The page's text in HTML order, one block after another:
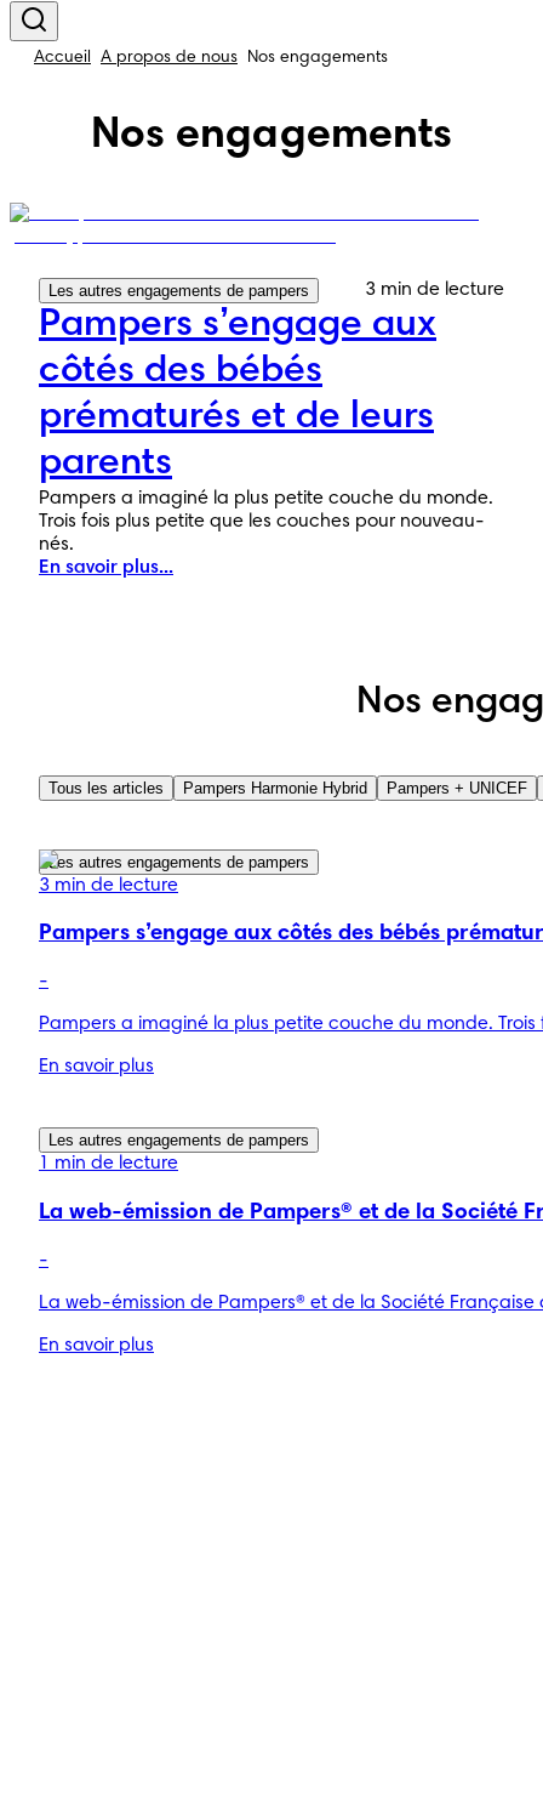
Accueil À propos de nous Nos engagements
Nos engagements
Les autres engagements de pampers 3 min de lecture
Pampers s’engage aux
côtés des bébés
prématurés et de leurs
parents
Pampers a imaginé la plus petite couche du monde.
Trois fois plus petite que les couches pour nouveau-
nés.
En savoir plus...
Nos
Tous les articles Pampers Harmonie Hybrid Pampers + UNICEF
Les autres engagements de pampers
3 min de lecture
Pampers s’engage aux côtés des bébés
-
Pampers a imaginé la plus petite couche du monde.
En savoir plus
Les autres engagements de pampers
1 min de lecture
La web-émission de Pampers® et de la Société
-
La web-émission de Pampers® et de la Société
En savoir plus